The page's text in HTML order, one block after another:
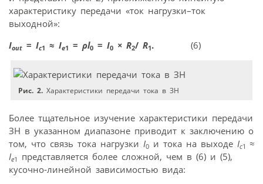
характеристику передачи «ток нагрузки–ток
выходной»:
Iout = Ic1 ≈ Ie1 = ρl0 = I0 × R2/ R1. (6)
Рис. 2. Характеристики передачи тока в ЗН
Более тщательное изучение характеристики передачи
ЗН в указанном диапазоне приводит к заключению о
том, что связь тока нагрузки I0 и тока на выходе Ic1 ≈
Ie1
представляется более сложной, чем в (6) и (5),
кусочно-линейной зависимостью вида: